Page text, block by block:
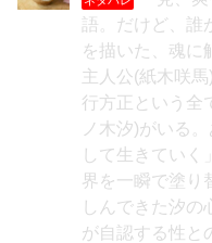
語。だけど、誰
を描いた、魂に
主人公(紙木咲
行方正という全
ノ木汐)がいる
して生きていく
界を一瞬で塗り
しんできた汐の
が自認する性と